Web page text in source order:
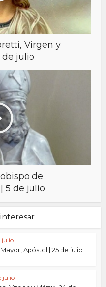
Virgen y
de julio
de
5 de julio
julio
Apóstol | 25 de julio
julio